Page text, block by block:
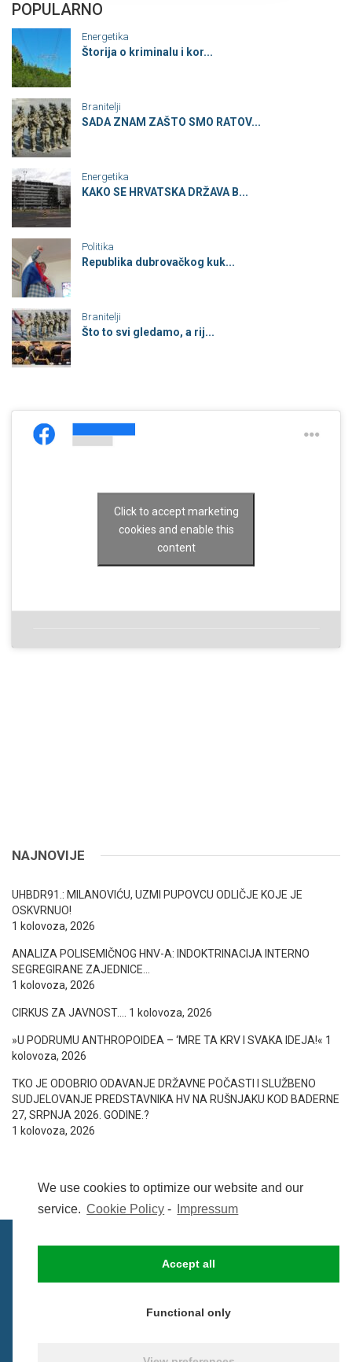
We use cookies to optimize our website and our
service. Cookie Policy - Impressum
Accept all
Functional only
POPULARNO
Energetika
Štorija o kriminalu i kor...
Branitelji
SADA ZNAM ZAŠTO SMO RATOV...
Energetika
KAKO SE HRVATSKA DRŽAVA B...
Politika
Republika dubrovačkog kuk...
Branitelji
Što to svi gledamo, a rij...
Click to accept marketing
cookies and enable this
content
NAJNOVIJE
UHBDR91.: MILANOVIĆU, UZMI PUPOVCU ODLIČJE KOJE JE
OSKVRNUO!
1 kolovoza, 2026
ANALIZA POLISEMIČNOG HNV-A: INDOKTRINACIJA INTERNO
SEGREGIRANE ZAJEDNICE…
1 kolovoza, 2026
CIRKUS ZA JAVNOST…. 1 kolovoza, 2026
»U PODRUMU ANTHROPOIDEA – ‘MRE TA KRV I SVAKA IDEJA!« 1
kolovoza, 2026
TKO JE ODOBRIO ODAVANJE DRŽAVNE POČASTI I SLUŽBENO
SUDJELOVANJE PREDSTAVNIKA HV NA RUŠNJAKU KOD BADERNE
27, SRPNJA 2026. GODINE.?
1 kolovoza, 2026